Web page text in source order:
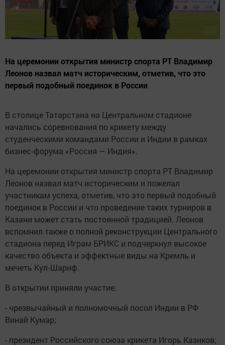
На церемонии открытия министр спорта РТ Владимир
Леонов назвал матч историческим, отметив, что это
первый подобный поединок в России
В столице Татарстана на Центральном стадионе
начались соревнования по крикету между
студенческими командами России и Индии в рамках
бизнес‑форума «Россия — Индия».
На церемонии открытия министр спорта РТ Владимир
Леонов назвал матч историческим и пожелал
участникам успеха, отметив, что это первый подобный
поединок в России и что проведение таких турниров в
Казани может стать постоянной традицией. Леонов
вспомнил также о полной реконструкции Центрального
стадиона перед Играм БРИКС и подчеркнул высокое
качество объекта и эффектные виды на Кремль и
мечеть Кул‑Шариф.
В открытии приняли участие:
- чрезвычайный и полномочный посол Индии в РФ
Винай Кумар;
- президент Российского союза крикета Игорь Казиков;